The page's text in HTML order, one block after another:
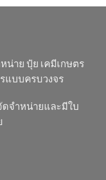
น่าย ปุ๋ย เคมีเกษตร
แบบครบวงจร
จำหน่ายและมีใบ